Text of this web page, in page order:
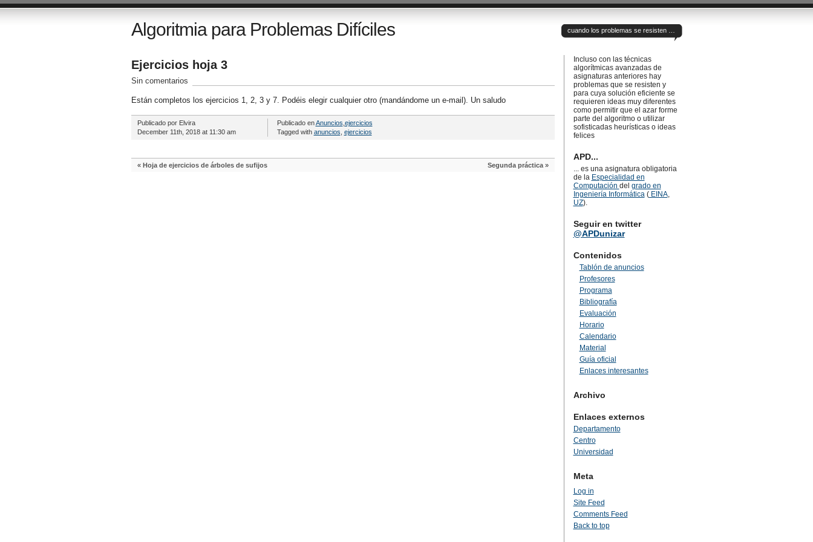
Algoritmia para Problemas Difíciles cuando los problemas se resisten …
Ejercicios hoja 3
Sin comentarios
Están completos los ejercicios 1, 2, 3 y 7. Podéis elegir cualquier otro (mandándome un e-mail). Un saludo
Publicado por Elvira
December 11th, 2018 at 11:30 am
Publicado enAnuncios ejercicios
Tagged with anuncios ejercicios
« Hoja de ejercicios de árboles de sufijos Segunda práctica»
Incluso con las técnicas
algorítmicas avanzadas de
asignaturas anteriores hay
problemas que se resisten y
para cuya solución eficiente se
requieren ideas muy diferentes
como permitir que el azar forme
parte del algoritmo o utilizar
sofisticadas heurísticas o ideas
felices
APD...
... es una asignatura obligatoria
de la Especialidad en
Computación del grado en
Ingeniería Informática(EINA,
UZ).
Seguir en twitter
@APDunizar
Contenidos
Tablón de anuncios
Profesores
Programa
Bibliografía
Evaluación
Horario
Calendario
Material
Guía oficial
Enlaces interesantes
Archivo
Enlaces externos
Departamento
Centro
Universidad
Meta
Log in
Site Feed
Comments Feed
Back to top